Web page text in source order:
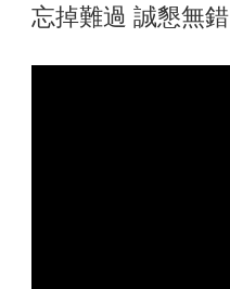
忘掉難過 誠懇無錯